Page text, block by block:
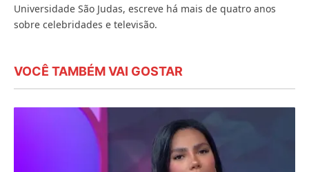
Universidade São Judas, escreve há mais de quatro anos
sobre celebridades e televisão.
VOCÊ TAMBÉM VAI GOSTAR